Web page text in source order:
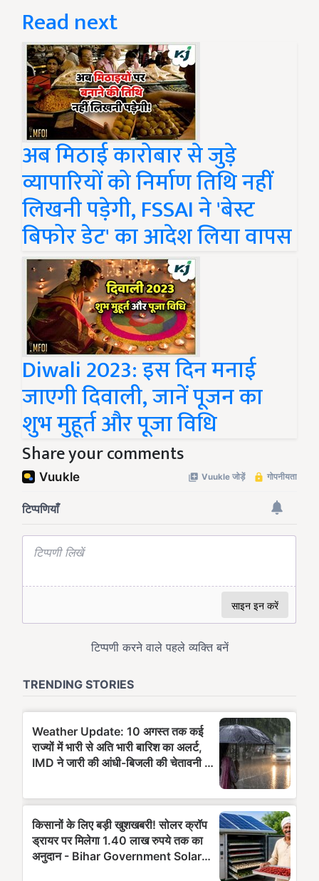
Read next
अब मिठाई कारोबार से जुड़े
व्यापारियों को निर्माण तिथि नहीं
लिखनी पड़ेगी, FSSAI ने 'बेस्ट
बिफोर डेट' का आदेश लिया वापस
Diwali 2023: इस दिन मनाई
जाएगी दिवाली, जानें पूजन का
शुभ मुहूर्त और पूजा विधि
Share your comments